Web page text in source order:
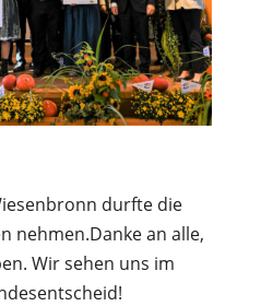
durfte die
nehmen.Danke an alle,
Wir sehen uns im